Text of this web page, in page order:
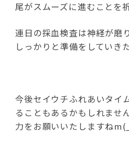
尾がスムーズに進むことを
連日の採血検査は神経が磨
しっかりと準備をしていき
今後セイウチふれあいタイ
ることもあるかもしれませ
力をお願いいたしますね